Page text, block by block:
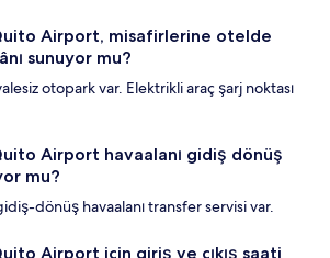
Airport, misafirlerine otelde
sunuyor mu?
otopark var. Elektrikli araç şarj noktası
Airport havaalanı gidiş dönüş
mu?
dönüş havaalanı transfer servisi var.
Airport için giriş ve çıkış saati